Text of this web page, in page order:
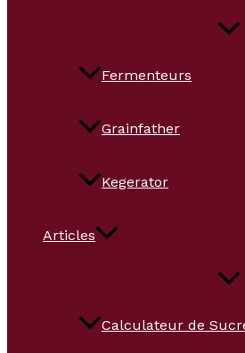
Fermenteurs
Grainfather
Kegerator
Articles
Calculateur de